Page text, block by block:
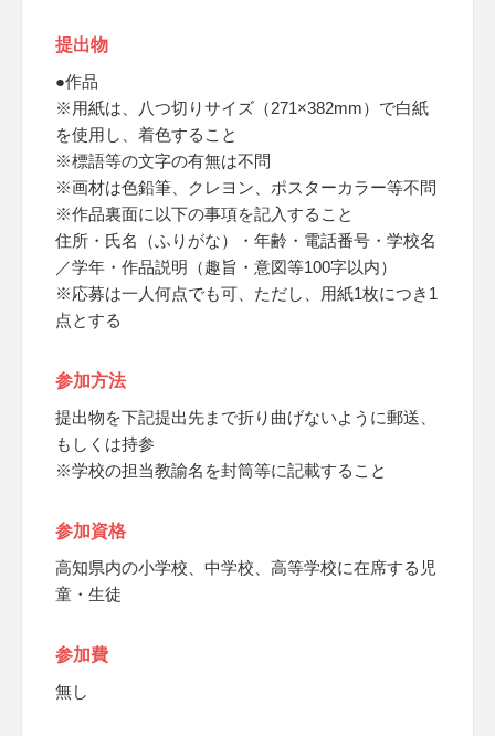
提出物
●作品
※用紙は、八つ切りサイズ（271×382mm）で白紙
を使用し、着色すること
※標語等の文字の有無は不問
※画材は色鉛筆、クレヨン、ポスターカラー等不問
※作品裏面に以下の事項を記入すること
住所・氏名（ふりがな）・年齢・電話番号・学校名
／学年・作品説明（趣旨・意図等100字以内）
※応募は一人何点でも可、ただし、用紙1枚につき1
点とする
参加方法
提出物を下記提出先まで折り曲げないように郵送、
もしくは持参
※学校の担当教諭名を封筒等に記載すること
参加資格
高知県内の小学校、中学校、高等学校に在席する児
童・生徒
参加費
無し